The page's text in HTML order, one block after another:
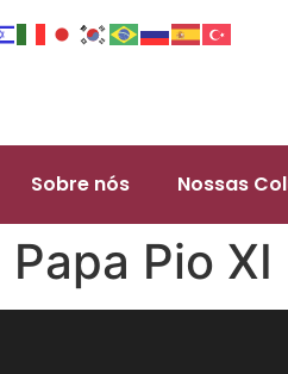
Sobre nós Nossas
Papa Pio XI